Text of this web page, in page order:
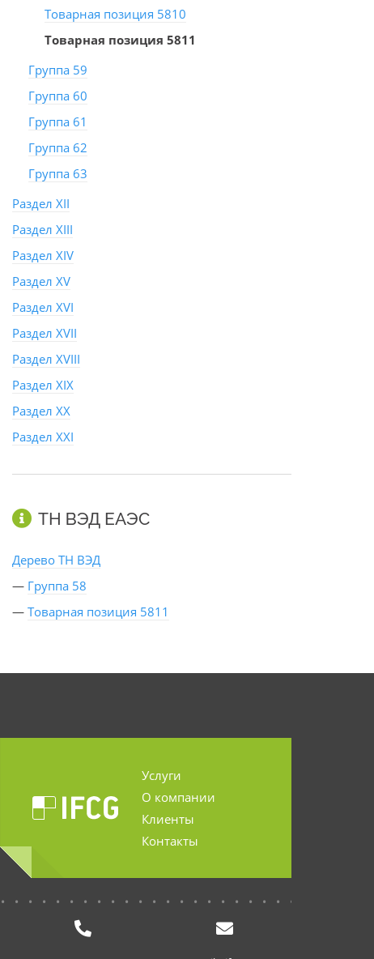
Товарная позиция 5810
Товарная позиция 5811
Группа 59
Группа 60
Группа 61
Группа 62
Группа 63
Раздел XII
Раздел XIII
Раздел XIV
Раздел XV
Раздел XVI
Раздел XVII
Раздел XVIII
Раздел XIX
Раздел XX
Раздел XXI
ТН ВЭД ЕАЭС
Дерево ТН ВЭД
— Группа 58
— Товарная позиция 5811
Услуги
О компании
Клиенты
Контакты